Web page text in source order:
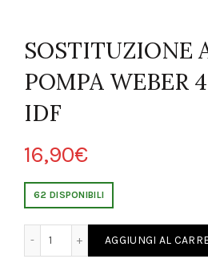
SOSTITUZIONE
POMPA
IDF
16,90€
62 DISPONIBILI
AGGIUNGI AL